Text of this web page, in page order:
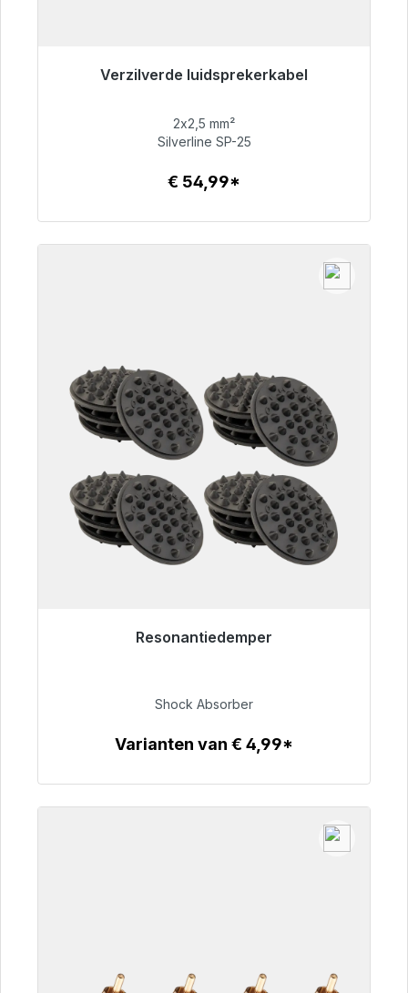
Verzilverde luidsprekerkabel
Klaar voor onmiddellijke verzending, levertijd
€ 54,99
2x2,5 mm²
Silverline SP-25
€ 54,99*
Resonantiedemper
Klaar voor onmiddellijke verzending, levertijd
€ 54,99
Shock Absorber
Varianten van € 4,99*